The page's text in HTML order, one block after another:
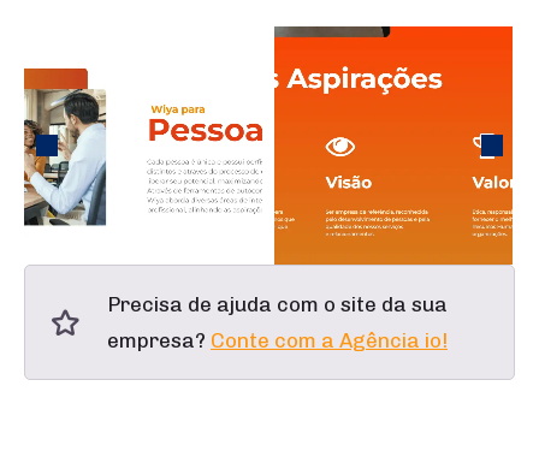
Precisa de ajuda com o site da sua
empresa? Conte com a Agência io!